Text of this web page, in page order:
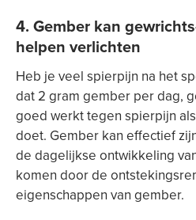
4. Gember kan
helpen verlichten
Heb je veel spierpijn na het
dat 2 gram gember per dag,
goed werkt tegen spierpijn
doet. Gember kan effectief
de dagelijkse ontwikkeling
komen door de
eigenschappen van gember.